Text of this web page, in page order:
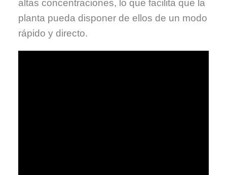
altas concentraciones, lo que facilita que la
planta pueda disponer de ellos de un modo
rápido y directo.